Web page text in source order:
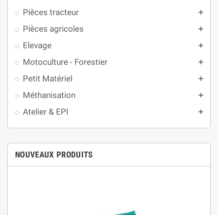
Pièces tracteur add
Pièces agricoles add
Elevage add
Motoculture - Forestier add
Petit Matériel add
Méthanisation add
Atelier & EPI add
NOUVEAUX PRODUITS